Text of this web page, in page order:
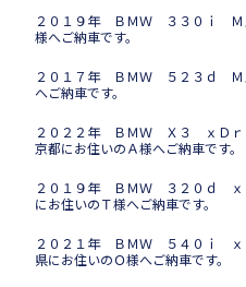
２０１９年 ＢＭＷ ３３０ｉ Ｍ
様へご納車です。
２０１７年 ＢＭＷ ５２３ｄ Ｍ
へご納車です。
２０２２年 ＢＭＷ Ｘ３ ｘＤ
京都にお住いのＡ様へご納車です。
２０１９年 ＢＭＷ ３２０ｄ
にお住いのＴ様へご納車です。
２０２１年 ＢＭＷ ５４０ｉ
県にお住いのＯ様へご納車です。